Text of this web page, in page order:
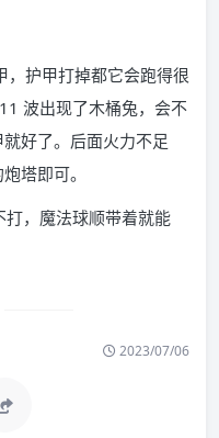
，护甲打掉都它会跑得很
波出现了木桶兔，会不
好了。后面火力不足
塔即可。
，魔法球顺带着就能
2023/07/06